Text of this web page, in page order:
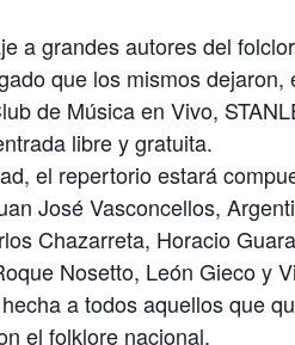
a grandes autores del
que los mismos
de Música en Vivo,
libre y gratuita.
el repertorio estará
José Vasconcellos,
Chazarreta, Horacio
Nosetto, León Gieco y
a todos aquellos que
el folklore nacional.